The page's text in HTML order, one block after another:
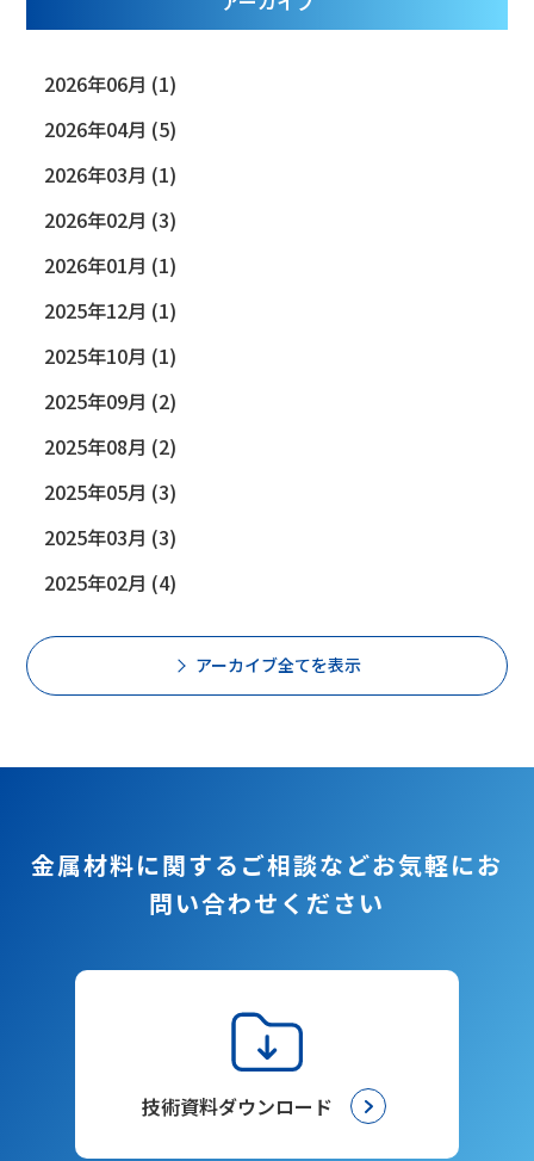
2026年06月 (1)
2026年04月 (5)
2026年03月 (1)
2026年02月 (3)
2026年01月 (1)
2025年12月 (1)
2025年10月 (1)
2025年09月 (2)
2025年08月 (2)
2025年05月 (3)
2025年03月 (3)
2025年02月 (4)
アーカイブ全てを表示
金属材料に関するご相談などお気軽にお
問い合わせください
技術資料ダウンロード